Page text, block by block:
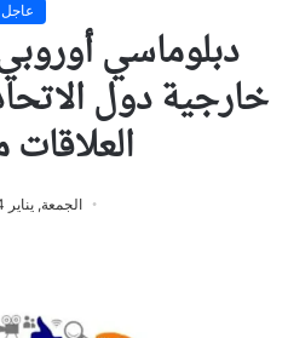
عاجل
دبلوماسي
خارجية دول
العلاقات
الجمعة, يناير 24 2025